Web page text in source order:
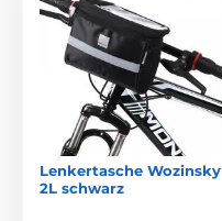
Lenkertasche Wozinsky
2L schwarz